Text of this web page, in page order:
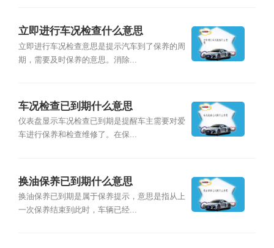
立即进行车况检查什么意思
立即进行车况检查意思是提示汽车到了保养的周
期，需要及时保养的意思。消除...
车况检查已到期什么意思
仪表盘显示车况检查已到期是提醒车主需要对爱
车进行保养和检查维修了。在保...
换油保养已到期什么意思
换油保养已到期是属于保养提示，意思是指从上
一次保养结束到此时，车辆已经...